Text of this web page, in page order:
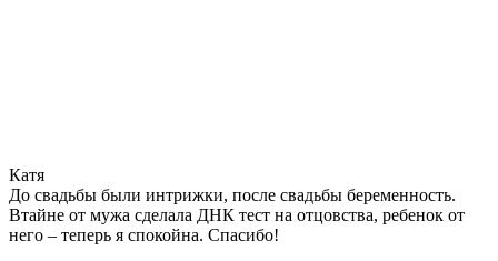
Катя
До свадьбы были интрижки, после свадьбы беременность.
Втайне от мужа сделала ДНК тест на отцовства, ребенок от
него – теперь я спокойна. Спасибо!